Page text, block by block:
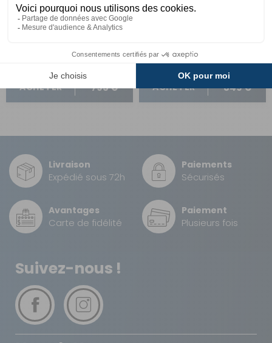
Réf : 500129 EN STOCK
ACHETER 795 € ACHETER 849 €
Livraison
Expédié sous 72h
Paiements
Sécurisés
Avantages
Carte de fidélité
Paiement
Plusieurs fois
Suivez-nous !